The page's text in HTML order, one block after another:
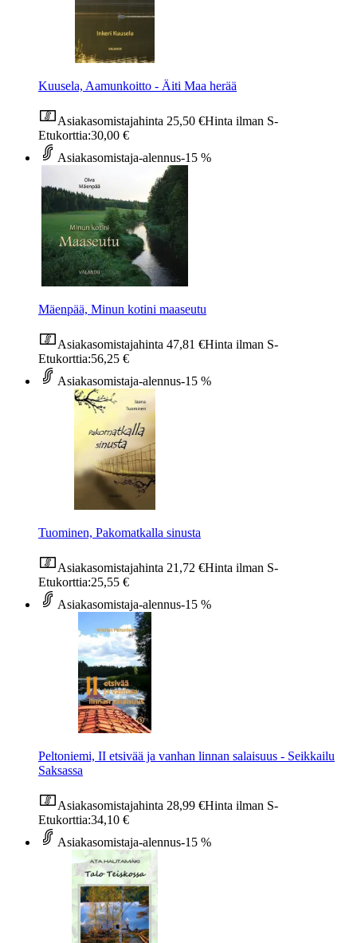
Kuusela, Aamunkoitto - Äiti Maa herää
Asiakasomistajahinta 25,50 €Hinta ilman S-
Etukorttia:30,00 €
Asiakasomistaja-alennus-15 %
Mäenpää, Minun kotini maaseutu
Asiakasomistajahinta 47,81 €Hinta ilman S-
Etukorttia:56,25 €
Asiakasomistaja-alennus-15 %
Tuominen, Pakomatkalla sinusta
Asiakasomistajahinta 21,72 €Hinta ilman S-
Etukorttia:25,55 €
Asiakasomistaja-alennus-15 %
Peltoniemi, II etsivää ja vanhan linnan salaisuus - Seikkailu
Saksassa
Asiakasomistajahinta 28,99 €Hinta ilman S-
Etukorttia:34,10 €
Asiakasomistaja-alennus-15 %